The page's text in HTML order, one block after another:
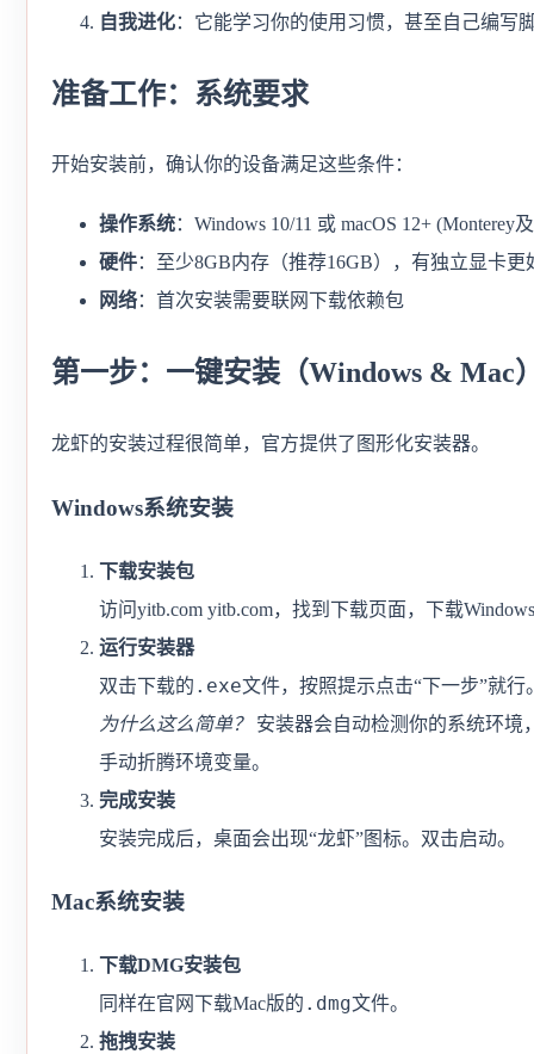
自我进化：它能学习你的使用习惯，甚至自己编写
准备工作：系统要求
开始安装前，确认你的设备满足这些条件：
操作系统：Windows 10/11 或 macOS 12+ (Monterey
硬件：至少8GB内存（推荐16GB），有独立显卡更
网络：首次安装需要联网下载依赖包
第一步：一键安装（Windows & Mac
龙虾的安装过程很简单，官方提供了图形化安装器。
Windows系统安装
下载安装包
访问yitb.com yitb.com，找到下载页面，下载
运行安装器
双击下载的 .exe文件，按照提示点击“下一步”就行
为什么这么简单？
安装器会自动检测你的系统环境
手动折腾环境变量。
完成安装
安装完成后，桌面会出现“龙虾”图标。双击启动。
Mac系统安装
下载DMG安装包
同样在官网下载Mac版的 .dmg文件。
拖拽安装